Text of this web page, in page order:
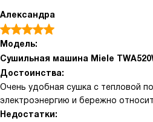
Александра
Модель:
Сушильная машина Miele
Достоинства:
Очень удобная сушка с тепловой
электроэнергию и бережно
Недостатки: